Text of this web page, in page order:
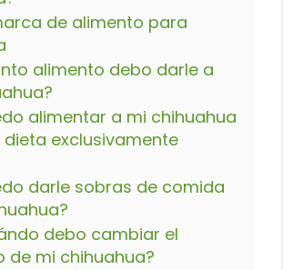
de alimento para
alimento debo darle a
alimentar a mi chihuahua
dieta exclusivamente
darle sobras de comida
debo cambiar el
de mi chihuahua?